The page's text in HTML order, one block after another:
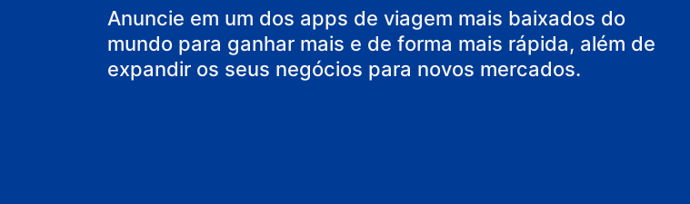
sua casa
Anuncie em um dos apps de viagem mais baixados do
mundo para ganhar mais e de forma mais rápida, além de
expandir os seus negócios para novos mercados.